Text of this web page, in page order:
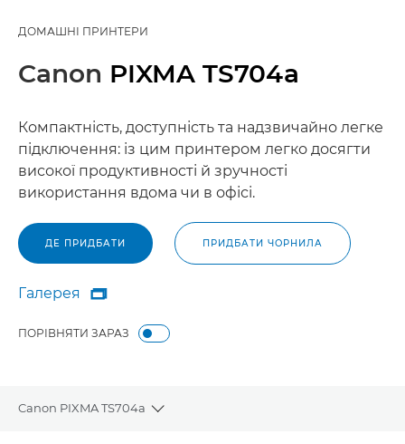
ДОМАШНІ ПРИНТЕРИ
Canon PIXMA TS704a
Компактність, доступність та надзвичайно легке
підключення: із цим принтером легко досягти
високої продуктивності й зручності
використання вдома чи в офісі.
ДЕ ПРИДБАТИ ПРИДБАТИ ЧОРНИЛА
Галерея
Галерея

ПОРІВНЯТИ ЗАРАЗ
Canon PIXMA TS704a
Toggle breadcrumbs